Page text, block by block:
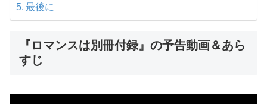
最後に
『ロマンスは別冊付録』の予告動画＆あら
すじ